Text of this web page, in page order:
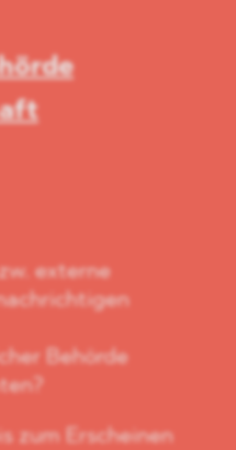
externe
Behörde
zum Erscheinen